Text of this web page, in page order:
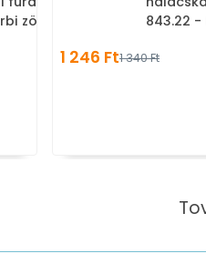
zöld -
843.22 -
állatos
1 246 Ft1 340 Ft